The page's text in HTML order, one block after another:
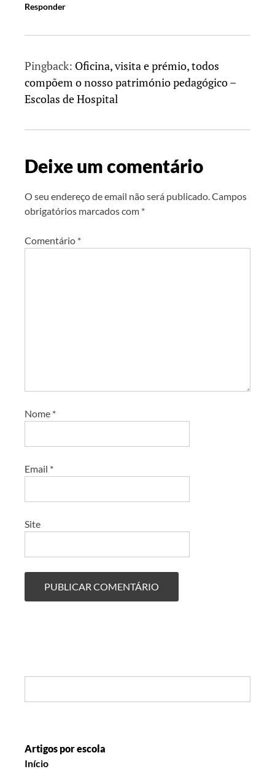
Responder
Pingback: Oficina, visita e prémio, todos
compõem o nosso património pedagógico –
Escolas de Hospital
Deixe um comentário
O seu endereço de email não será publicado. Campos
obrigatórios marcados com *
Comentário *
Nome *
Email *
Site
Artigos por escola
Início